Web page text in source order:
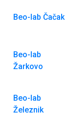
Beo-lab Čačak
Beo-lab
Žarkovo
Beo-lab
Železnik